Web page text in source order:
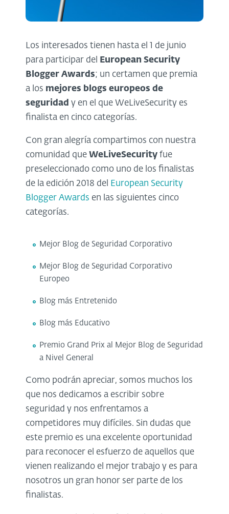
Los interesados tienen hasta el 1 de junio
para participar del
European Security
Blogger Awards; un certamen que premia
a los mejores blogs europeos de
seguridad y en el que WeLiveSecurity es
finalista en cinco categorías.
Con gran alegría compartimos con nuestra
comunidad que WeLiveSecurity fue
preseleccionado como uno de los finalistas
de la edición 2018 del
European Security
Blogger Awards en las siguientes cinco
categorías.
Mejor Blog de Seguridad Corporativo
Mejor Blog de Seguridad Corporativo
Europeo
Blog más Entretenido
Blog más Educativo
Premio Grand Prix al Mejor Blog de Seguridad
a Nivel General
Como podrán apreciar, somos muchos los
que nos dedicamos a escribir sobre
seguridad y nos enfrentamos a
competidores muy difíciles. Sin dudas que
este premio es una excelente oportunidad
para reconocer el esfuerzo de aquellos que
vienen realizando el mejor trabajo y es para
nosotros un gran honor ser parte de los
finalistas.